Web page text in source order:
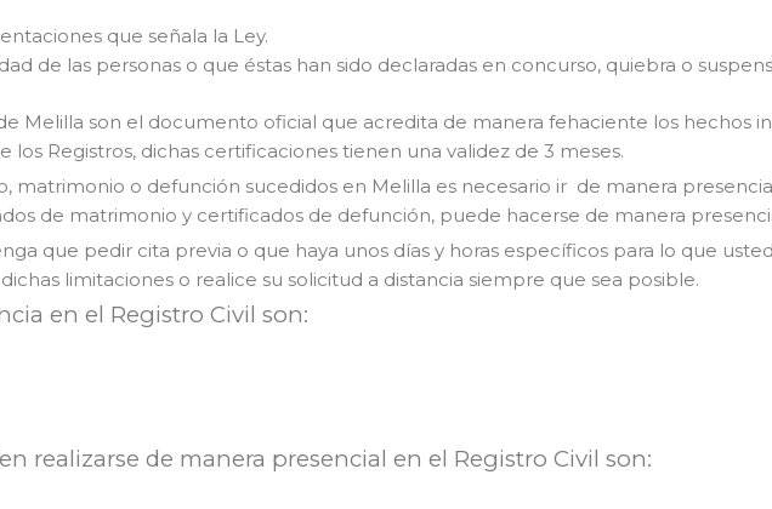
que señala la Ley.
de las personas o que éstas han sido declaradas en concurso, quiebra o
Melilla son el documento oficial que acredita de manera fehaciente los hechos
Registros, dichas certificaciones tienen una validez de 3 meses.
matrimonio o defunción sucedidos en Melilla es necesario ir de manera
de matrimonio y certificados de defunción, puede hacerse de manera
que pedir cita previa o que haya unos días y horas específicos para lo que
limitaciones o realice su solicitud a distancia siempre que sea posible.
en el Registro Civil son:
realizarse de manera presencial en el Registro Civil son: